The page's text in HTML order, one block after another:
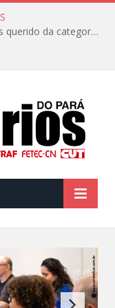
8 de fevereiro: O bloco de carnaval mais querido da categoria já tem data. Vem pro CarnaBancários 2025!
da PLR
do plano de